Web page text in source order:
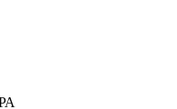
502.09 млрд руб., что на
в 1 квартале 2025 г.